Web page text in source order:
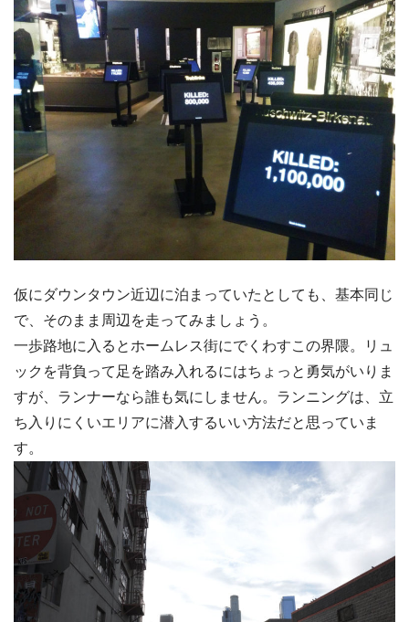
仮にダウンタウン近辺に泊まっていたとしても、基本同じ
で、そのまま周辺を走ってみましょう。
一歩路地に入るとホームレス街にでくわすこの界隈。リュ
ックを背負って足を踏み入れるにはちょっと勇気がいりま
すが、ランナーなら誰も気にしません。ランニングは、立
ち入りにくいエリアに潜入するいい方法だと思っていま
す。